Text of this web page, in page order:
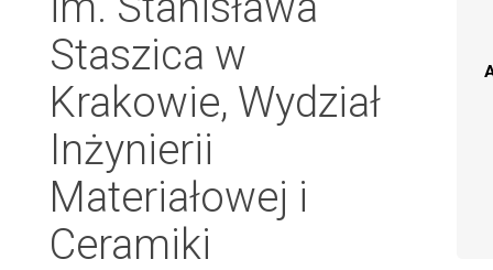
Staszica w
Krakowie, Wydział
Inżynierii
Materiałowej i
Ceramiki